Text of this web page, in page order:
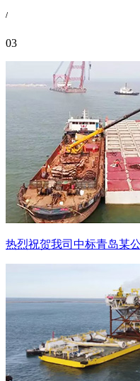
/
03
热烈祝贺我司中标青岛某